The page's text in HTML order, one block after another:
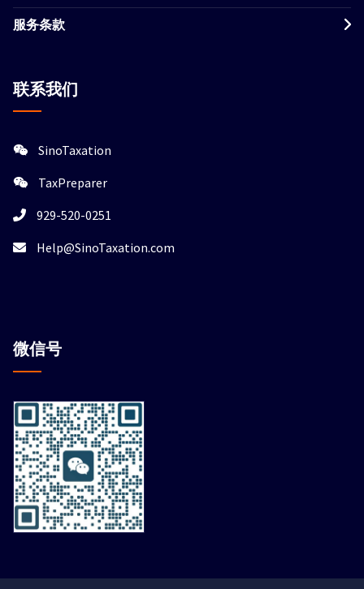
服务条款
联系我们
SinoTaxation
TaxPreparer
929-520-0251
Help@SinoTaxation.com
微信号